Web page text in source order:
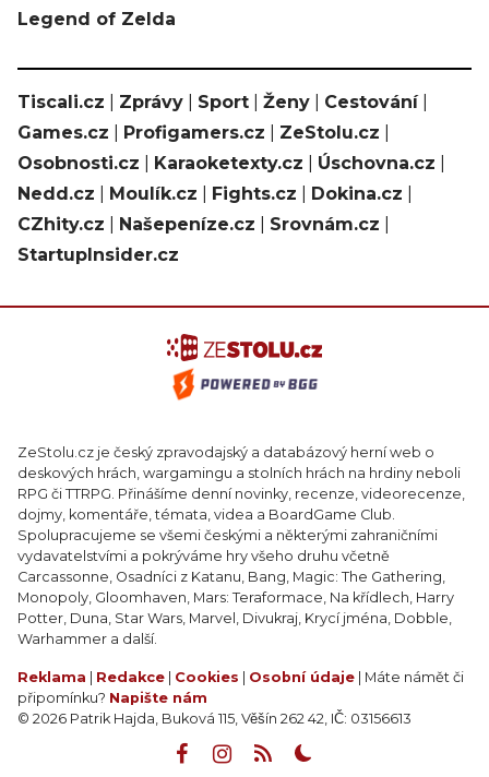
Legend of Zelda
Tiscali.cz Zprávy Sport Ženy Cestování|
Games.cz
Profigamers.cz ZeStolu.cz
Osobnosti.cz
Karaoketexty.cz Úschovna.cz
Nedd.cz
Moulík.cz Fights.cz Dokina.cz
CZhity.cz
Našepeníze.cz Srovnám.cz
StartupInsider.cz
ZeStolu.cz je český zpravodajský a databázový herní web o
deskových hrách, wargamingu a stolních hrách na hrdiny neboli
RPG či TTRPG. Přinášíme denní novinky, recenze, videorecenze,
dojmy, komentáře, témata, videa a BoardGame Club.
Spolupracujeme se všemi českými a některými zahraničními
vydavatelstvími a pokrýváme hry všeho druhu včetně
Carcassonne, Osadníci z Katanu, Bang, Magic: The Gathering,
Monopoly, Gloomhaven, Mars: Teraformace, Na křídlech, Harry
Potter, Duna, Star Wars, Marvel, Divukraj, Krycí jména, Dobble,
Warhammer a další.
Reklama Redakce Cookies Osobní údaje | Máte námět či
připomínku? Napište nám
© 2026 Patrik Hajda, Buková 115, Věšín 262 42, IČ: 03156613